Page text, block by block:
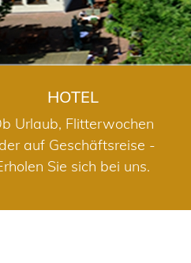
HOTEL
Urlaub, Flitterwochen
auf Geschäftsreise -
Sie sich bei uns.